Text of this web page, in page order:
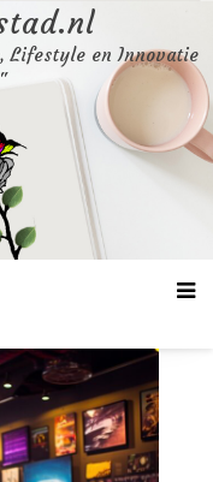
Lifestyle en Innovatie